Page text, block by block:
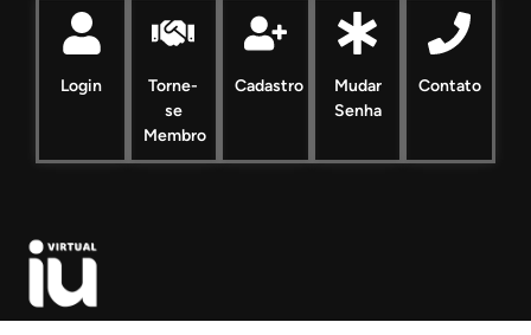
Login
Torne-
se
Membro
Cadastro
Mudar
Senha
Contato